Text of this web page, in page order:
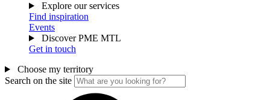
Explore our services
Find inspiration
Events
Discover PME MTL
Get in touch
Choose my territory
Search on the site